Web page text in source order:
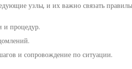
узлы, и их важно связать
и процедур.
и сопровождение по ситуации.